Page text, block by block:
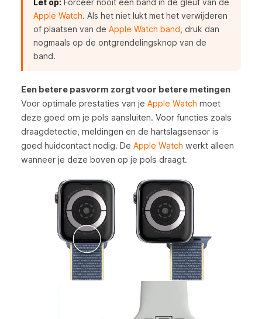
Apple Watch. Als het niet lukt met het verwijderen
of plaatsen van de Apple Watch band , druk dan
nogmaals op de ontgrendelingsknop van de
band.
Een betere pasvorm zorgt voor betere metingen
Voor optimale prestaties van je Apple Watch moet
deze goed om je pols aansluiten. Voor functies zoals
draagdetectie, meldingen en de hartslagsensor is
goed huidcontact nodig. De Apple Watch werkt alleen
wanneer je deze boven op je pols draagt.